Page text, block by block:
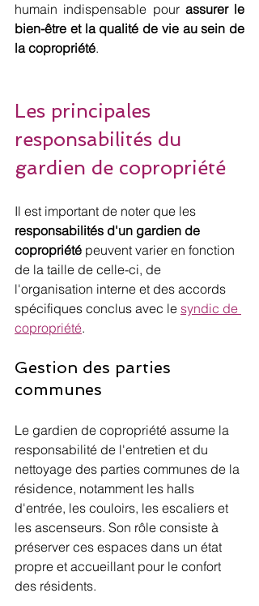
humain indispensable pour assurer le
bien-être et la qualité de vie au sein de
la copropriété.
Les principales
responsabilités du
gardien de copropriété
Il est important de noter que les
responsabilités d'un gardien de
copropriété peuvent varier en fonction
de la taille de celle-ci, de
l'organisation interne et des accords
spécifiques conclus avec le syndic de
copropriété.
Gestion des parties
communes
Le gardien de copropriété assume la
responsabilité de l'entretien et du
nettoyage des parties communes de la
résidence, notamment les halls
d'entrée, les couloirs, les escaliers et
les ascenseurs. Son rôle consiste à
préserver ces espaces dans un état
propre et accueillant pour le confort
des résidents.